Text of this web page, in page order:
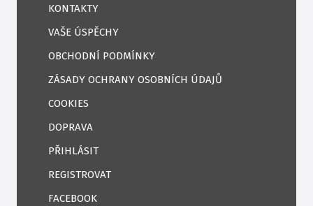
KONTAKTY
VAŠE ÚSPĚCHY
OBCHODNÍ PODMÍNKY
ZÁSADY OCHRANY OSOBNÍCH ÚDAJŮ
COOKIES
DOPRAVA
PŘIHLÁSIT
REGISTROVAT
FACEBOOK